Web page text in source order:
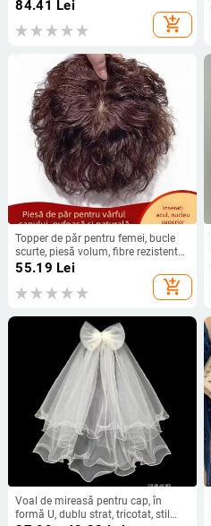
84.41 Lei
add_shopping_cart
Topper de păr pentru femei, bucle
scurte, piesă volum, fibre rezistente
la temperaturi înalte, mecanism de
55.19 Lei
add_shopping_cart
Voal de mireasă pentru cap, în
formă U, dublu strat, tricotat, stil